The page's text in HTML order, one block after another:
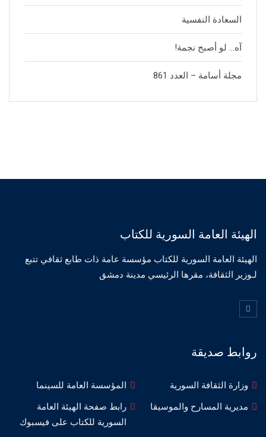
السعادة النفسية
آه… لو أصبح نجمة!
مجلة أسامة – العدد 861
الهيئة العامة السورية للكتاب
الهيئة العامة السورية للكتاب مؤسسة عامة ذات طابع ثقافي تتبع
لـوزير الثقافة، مقرها الرئيسي مدينة دمشق
روابط صديقة
وزارة الثقافة السورية
المؤسسة العامة للسينما
مديرية المسارح والموسيقا
رابط صفحة الهيئة العامة
السورية للكتاب على فيسبوك